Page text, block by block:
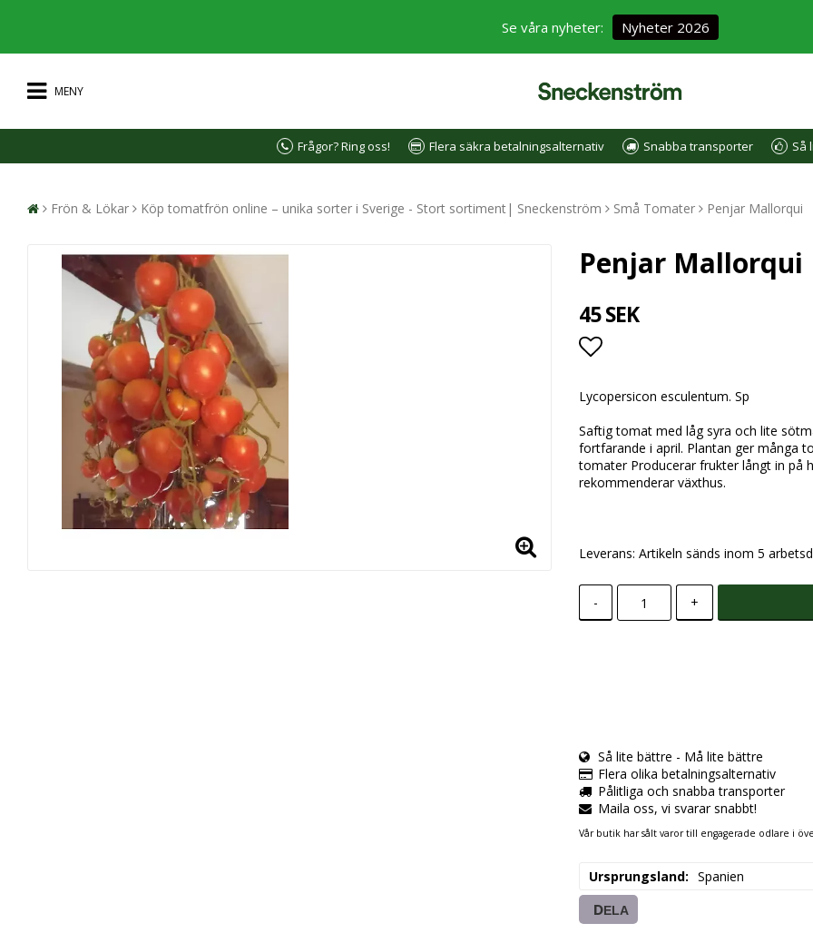
Se våra nyheter: Nyheter 2026
MENY
Frågor? Ring oss! Flera säkra betalningsalternativ Snabba transporter Så
Frön & Lökar Köp tomatfrön online – unika sorter i Sverige - Stort sortiment| Sneckenström Små Tomater Penjar Mallorqui
Penjar Mallorqui
45 SEK
Lägg till i favoritlistan
Lycopersicon esculentum. Sp
Saftig tomat med låg syra och lite
fortfarande i april. Plantan ger många
tomater Producerar frukter långt in på
rekommenderar växthus.
Leverans: Artikeln sänds inom 5
- +
Så lite bättre - Må lite bättre
Flera olika betalningsalternativ
Pålitliga och snabba transporter
Maila oss, vi svarar snabbt!
Vår butik har sålt varor till engagerade odlare i
Ursprungsland Spanien
DELA